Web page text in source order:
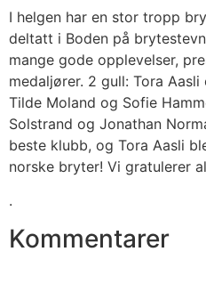
I helgen har en stor tropp
deltatt i Boden på
mange gode opplevelser,
medaljører. 2 gull: Tora
Tilde Moland og Sofie
Solstrand og Jonathan
beste klubb, og Tora Aasli
norske bryter! Vi gratulerer
.
Kommentarer